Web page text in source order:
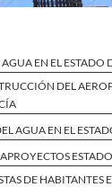
EN EL ESTADO
DEL
AGUA EN EL
DE HABITANTES